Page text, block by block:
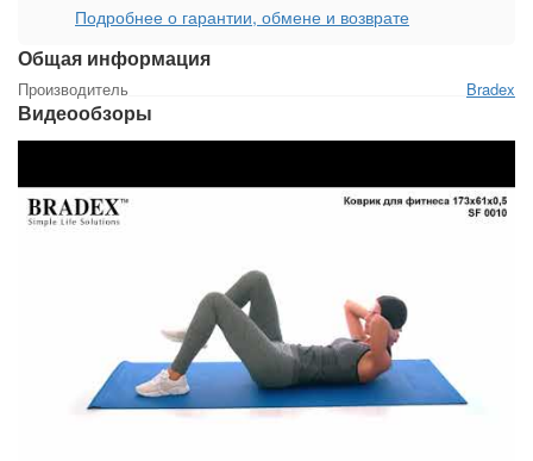
Общая информация
Производитель Bradex
Видеообзоры
Подробнее о гарантии, обмене и возврате